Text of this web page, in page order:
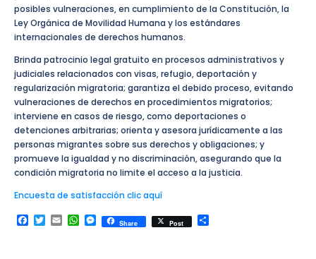
posibles vulneraciones, en cumplimiento de la Constitución, la
Ley Orgánica de Movilidad Humana y los estándares
internacionales de derechos humanos.
Brinda patrocinio legal gratuito en procesos administrativos y
judiciales relacionados con visas, refugio, deportación y
regularización migratoria; garantiza el debido proceso, evitando
vulneraciones de derechos en procedimientos migratorios;
interviene en casos de riesgo, como deportaciones o
detenciones arbitrarias; orienta y asesora jurídicamente a las
personas migrantes sobre sus derechos y obligaciones; y
promueve la igualdad y no discriminación, asegurando que la
condición migratoria no limite el acceso a la justicia.
Encuesta de satisfacción clic aquí
Facebook
Twitter
EmailWhatsApp
Messenger
Share Post